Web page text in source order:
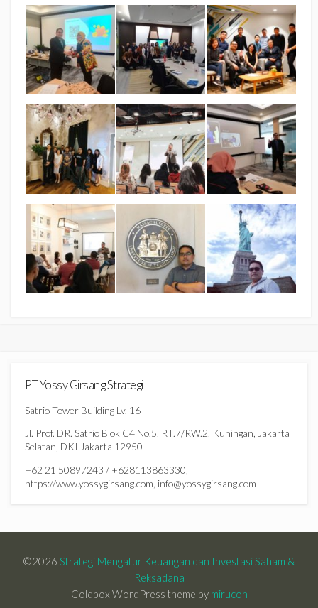
PT Yossy Girsang Strategi
Satrio Tower Building Lv. 16
Jl. Prof. DR. Satrio Blok C4 No.5, RT.7/RW.2, Kuningan, Jakarta
Selatan, DKI Jakarta 12950
+62 21 50897243 / +628113863330,
https://www.yossygirsang.com, info@yossygirsang.com
©2026 Strategi Mengatur Keuangan dan Investasi Saham &
Reksadana
Coldbox WordPress theme by mirucon